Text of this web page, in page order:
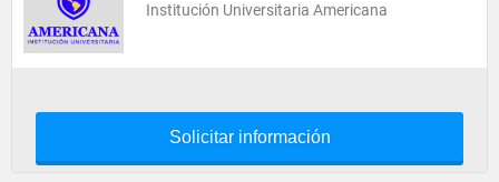
Institución Universitaria Americana
Solicitar información